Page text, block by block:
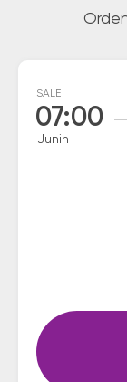
SALE
07:00
Junin